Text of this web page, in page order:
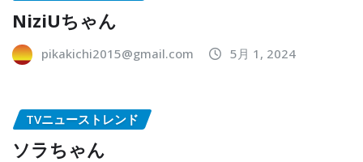
NiziUちゃん
pikakichi2015@gmail.com 5月 1, 2024
TVニューストレンド
ソラちゃん